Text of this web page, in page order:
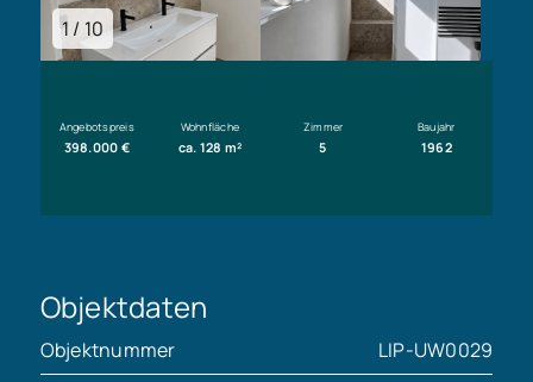
1 / 10
Angebotspreis
398.000 €
Wohnfläche
ca. 128 m²
Zimmer
5
Baujahr
1962
Objektdaten
Objektnummer
LIP-UW0029